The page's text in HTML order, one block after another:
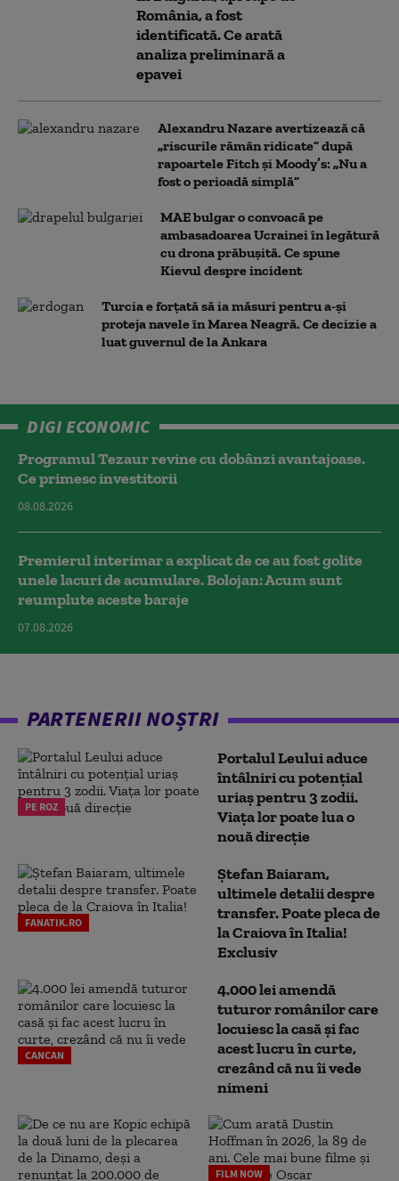
România, a fost
identificată. Ce arată
analiza preliminară a
epavei
Alexandru Nazare avertizează că
„riscurile rămân ridicate” după
rapoartele Fitch și Moody’s: „Nu a
fost o perioadă simplă”
MAE bulgar o convoacă pe
ambasadoarea Ucrainei în legătură
cu drona prăbuşită. Ce spune
Kievul despre incident
Turcia e forțată să ia măsuri pentru a-și
proteja navele în Marea Neagră. Ce decizie a
luat guvernul de la Ankara
DIGI ECONOMIC
Programul Tezaur revine cu dobânzi avantajoase.
Ce primesc investitorii
08.08.2026
Premierul interimar a explicat de ce au fost golite
unele lacuri de acumulare. Bolojan: Acum sunt
reumplute aceste baraje
07.08.2026
PARTENERII NOȘTRI
PE ROZ
Portalul Leului aduce
întâlniri cu potențial
uriaș pentru 3 zodii.
Viața lor poate lua o
nouă direcție
FANATIK.RO
Ștefan Baiaram,
ultimele detalii despre
transfer. Poate pleca de
la Craiova în Italia!
Exclusiv
CANCAN
4.000 lei amendă
tuturor românilor care
locuiesc la casă și fac
acest lucru în curte,
crezând că nu îi vede
nimeni
FILM NOW